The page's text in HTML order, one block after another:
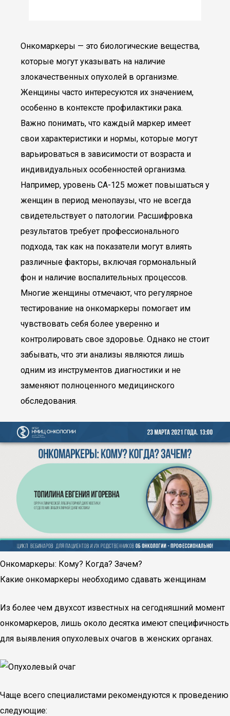
Онкомаркеры — это биологические вещества,
которые могут указывать на наличие
злокачественных опухолей в организме.
Женщины часто интересуются их значением,
особенно в контексте профилактики рака.
Важно понимать, что каждый маркер имеет
свои характеристики и нормы, которые могут
варьироваться в зависимости от возраста и
индивидуальных особенностей организма.
Например, уровень CA-125 может повышаться у
женщин в период менопаузы, что не всегда
свидетельствует о патологии. Расшифровка
результатов требует профессионального
подхода, так как на показатели могут влиять
различные факторы, включая гормональный
фон и наличие воспалительных процессов.
Многие женщины отмечают, что регулярное
тестирование на онкомаркеры помогает им
чувствовать себя более уверенно и
контролировать свое здоровье. Однако не стоит
забывать, что эти анализы являются лишь
одним из инструментов диагностики и не
заменяют полноценного медицинского
обследования.
Онкомаркеры: Кому? Когда? Зачем?
Какие онкомаркеры необходимо сдавать женщинам
Из более чем двухсот известных на сегодняшний момент
онкомаркеров, лишь около десятка имеют специфичность
для выявления опухолевых очагов в женских органах.
Чаще всего специалистами рекомендуются к проведению
следующие: